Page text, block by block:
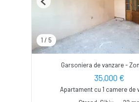
1 / 5
Previous
Garsoniera de vanzare -
35,000 €
Apartament cu 1 camere de